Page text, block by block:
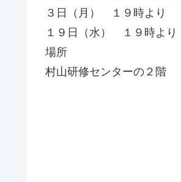
３日（月） １９時より
１９日（水） １９時より
場所
村山研修センターの２階